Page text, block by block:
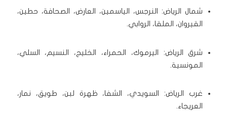
شمال الرياض: النرجس، الياسمين، العارض، الصحافة، حطين،
القيروان، الملقا، الروابي.
شرق الرياض: اليرموك، الحمراء، الخليج، النسيم، السلي،
المونسية.
غرب الرياض: السويدي، الشفا، ظهرة لبن، طويق، نمار،
العريجاء.